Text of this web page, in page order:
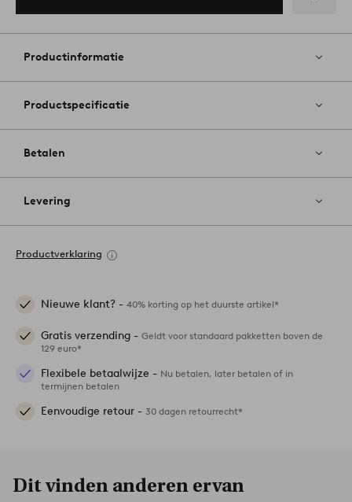
aan
Productinformatie
Productspecificatie
Betalen
Levering
Productverklaring
Nieuwe klant? - 40% korting op het duurste artikel*
Gratis verzending - Geldt voor standaard pakketten boven de
129 euro*
Flexibele betaalwijze - Nu betalen, later betalen of in
termijnen betalen
Eenvoudige retour - 30 dagen retourrecht*
Dit vinden anderen ervan